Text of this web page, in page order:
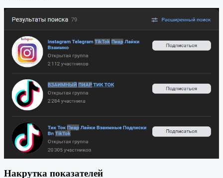
Накрутка показателей